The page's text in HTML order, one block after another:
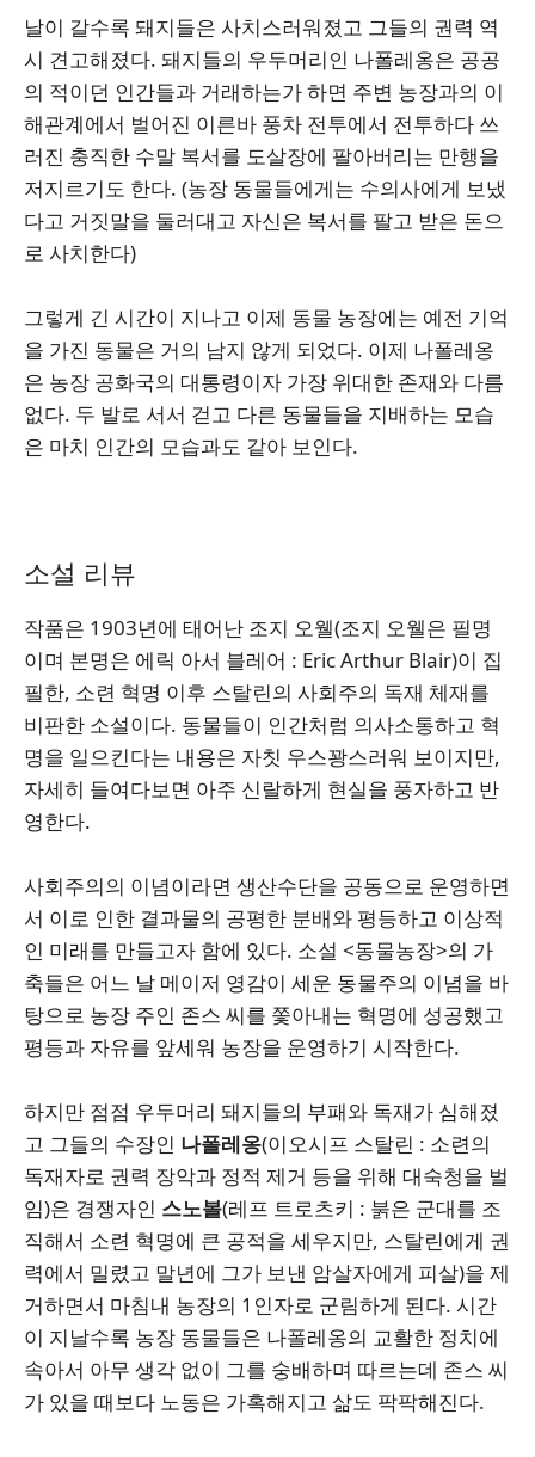
날이 갈수록 돼지들은 사치스러워졌고 그들의 권력 역
시 견고해졌다. 돼지들의 우두머리인 나폴레옹은 공공
의 적이던 인간들과 거래하는가 하면 주변 농장과의 이
해관계에서 벌어진 이른바 풍차 전투에서 전투하다 쓰
러진 충직한 수말 복서를 도살장에 팔아버리는 만행을
저지르기도 한다. (농장 동물들에게는 수의사에게 보냈
다고 거짓말을 둘러대고 자신은 복서를 팔고 받은 돈으
로 사치한다)
그렇게 긴 시간이 지나고 이제 동물 농장에는 예전 기억
을 가진 동물은 거의 남지 않게 되었다. 이제 나폴레옹
은 농장 공화국의 대통령이자 가장 위대한 존재와 다름
없다. 두 발로 서서 걷고 다른 동물들을 지배하는 모습
은 마치 인간의 모습과도 같아 보인다.
소설 리뷰
작품은 1903년에 태어난 조지 오웰(조지 오웰은 필명
이며 본명은 에릭 아서 블레어 : Eric Arthur Blair)이 집
필한, 소련 혁명 이후 스탈린의 사회주의 독재 체재를
비판한 소설이다. 동물들이 인간처럼 의사소통하고 혁
명을 일으킨다는 내용은 자칫 우스꽝스러워 보이지만,
자세히 들여다보면 아주 신랄하게 현실을 풍자하고 반
영한다.
사회주의의 이념이라면 생산수단을 공동으로 운영하면
서 이로 인한 결과물의 공평한 분배와 평등하고 이상적
인 미래를 만들고자 함에 있다. 소설 <동물농장>의 가
축들은 어느 날 메이저 영감이 세운 동물주의 이념을 바
탕으로 농장 주인 존스 씨를 쫓아내는 혁명에 성공했고
평등과 자유를 앞세워 농장을 운영하기 시작한다.
하지만 점점 우두머리 돼지들의 부패와 독재가 심해졌
고 그들의 수장인 나폴레옹(이오시프 스탈린 : 소련의
독재자로 권력 장악과 정적 제거 등을 위해 대숙청을 벌
임)은 경쟁자인 스노볼(레프 트로츠키 : 붉은 군대를 조
직해서 소련 혁명에 큰 공적을 세우지만, 스탈린에게 권
력에서 밀렸고 말년에 그가 보낸 암살자에게 피살)을 제
거하면서 마침내 농장의 1인자로 군림하게 된다. 시간
이 지날수록 농장 동물들은 나폴레옹의 교활한 정치에
속아서 아무 생각 없이 그를 숭배하며 따르는데 존스 씨
가 있을 때보다 노동은 가혹해지고 삶도 팍팍해진다.